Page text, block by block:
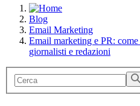
Blog
Email Marketing
Email marketing e PR:
giornalisti e redazioni